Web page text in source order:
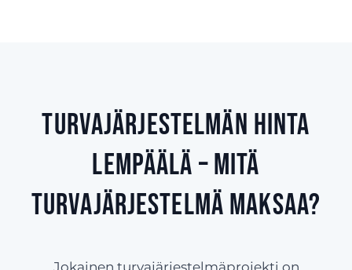
Turvajärjestelmän hinta
Lempäälä – Mitä
turvajärjestelmä maksaa?
Jokainen turvajärjestelmäprojekti on